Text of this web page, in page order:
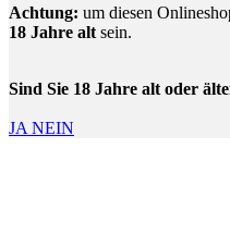
Achtung: um diesen
18 Jahre alt sein.
Sind Sie 18 Jahre alt oder
JA NEIN